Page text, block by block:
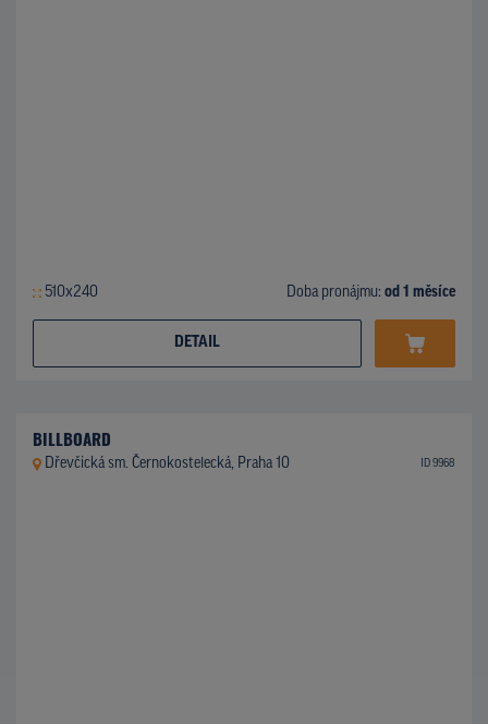
510x240 Doba pronájmu: od 1 měsíce
DETAIL
BILLBOARD
Dřevčická sm. Černokostelecká, Praha 10 ID 9968